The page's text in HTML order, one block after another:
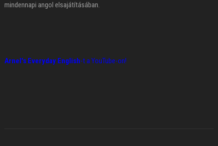
mindennapi angol elsajátításában.
Arnel's Everyday English-t a YouTube-on!